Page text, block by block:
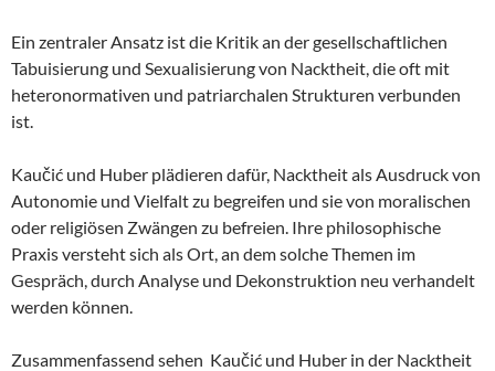
Ein zentraler Ansatz ist die Kritik an der gesellschaftlichen
Tabuisierung und Sexualisierung von Nacktheit, die oft mit
heteronormativen und patriarchalen Strukturen verbunden
ist.
Kaučić und Huber plädieren dafür, Nacktheit als Ausdruck von
Autonomie und Vielfalt zu begreifen und sie von moralischen
oder religiösen Zwängen zu befreien. Ihre philosophische
Praxis versteht sich als Ort, an dem solche Themen im
Gespräch, durch Analyse und Dekonstruktion neu verhandelt
werden können.
Zusammenfassend sehen Kaučić und Huber in der Nacktheit